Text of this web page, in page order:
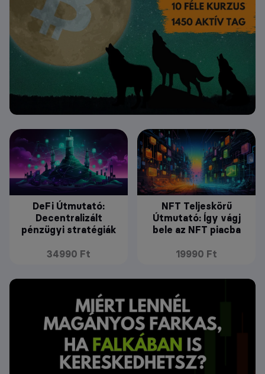
DeFi Útmutató:
Decentralizált
pénzügyi stratégiák
34990 Ft
NFT Teljeskörű
Útmutató: Így vágj
bele az NFT piacba
19990 Ft